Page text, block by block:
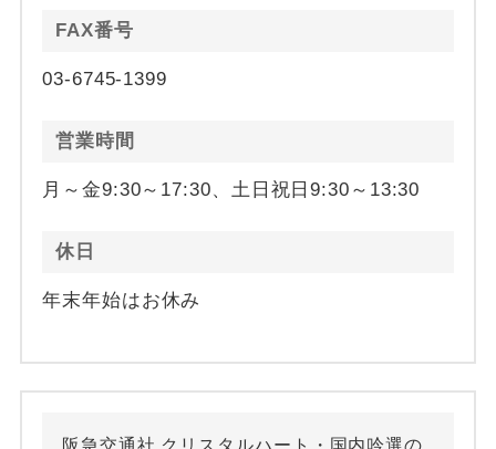
FAX番号
03-6745-1399
営業時間
月～金9:30～17:30、土日祝日9:30～13:30
休日
年末年始はお休み
阪急交通社 クリスタルハート・国内吟選の